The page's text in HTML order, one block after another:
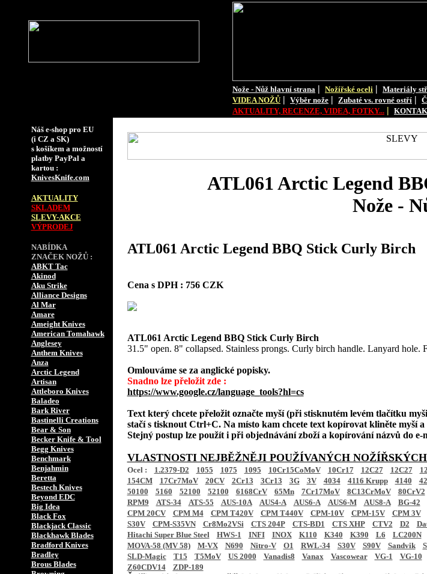
Nože - Nůž hlavní strana | Nožířské oceli | Materiály
VIDEA NOŽŮ | Výběr nože | Zubaté vs. rovné ostří |
AKTUALITY, RECENZE, VIDEA, FOTKY... |
Náš e-shop pro EU
(i CZ a SK)
s košíkem a možností
platby PayPal a
kartou :
KnivesKnife.com
AKTUALITY
SKLADEM
SLEVY-AKCE
VÝPRODEJ
NABÍDKA
ZNAČEK NOŽŮ :
ABKT Tac
Akinod
Aku Strike
Alliance Designs
Al Mar
Amare
Ameight Knives
American Tomahawk
Anglesey
Anthem Knives
Anza
Arctic Legend
Artisan
Attleboro Knives
Baladeo
Bark River
Bastinelli Creations
Bear & Son
Becker Knife & Tool
Begg Knives
Benchmark
Benjahmin
Beretta
Bestech Knives
Beyond EDC
Big Idea
Black Fox
Blackjack Classic
Blackhawk Blades
Bradford Knives
Bradley
Brous Blades
ATL061 Arctic Legend
Nože -
ATL061 Arctic Legend BBQ Stick Curly Birch
Cena s DPH : 756 CZK
ATL061 Arctic Legend BBQ Stick Curly Birch
31.5" open. 8" collapsed. Stainless prongs. Curly birch handle. Lanyard hole.
Omlouváme se za anglické popisky.
Snadno lze přeložit zde :
https://www.google.cz/language_tools?hl=cs
Text který chcete přeložit označte myší (při stisknutém levém tlačítku
stačí s tisknout Ctrl+C. Na místo kam chcete text kopírovat kliněte myší
Stejný postup lze použít i při objednávání zboží a kopírování názvů do e-
VLASTNOSTI NEJBĚŽNĚJI POUŽÍVANÝCH
Ocel : 1.2379-D2 1055 1075 1095 10Cr15CoMoV 10Cr17 12C27 12C27
154CM
17Cr7MoV 20CV 2Cr13 3Cr13 3G 3V 4034 4116 Krupp 4140
50100
5160 52100 52100 6168CrV 65Mn 7Cr17MoV 8C13CrMoV 80CrV2
RPM9
ATS-34 ATS-55 AUS-10A AUS4-A AUS6-A AUS6-M AUS8-A BG-42
CPM 20CV
CPM M4 CPM T420V CPM T440V CPM-10V CPM-15V CPM 3V
S30V
CPM-S35VN Cr8Mo2VSi CTS 204P CTS-BD1 CTS XHP CTV2 D2
Hitachi Super Blue Steel
HWS-1 INFI INOX K110 K340 K390 L6 LC200N
MOVA-58 (MV 58)
M-VX N690 Nitro-V O1 RWL-34 S30V S90V Sandvik
SLD-Magic
T15 T5MoV US 2000 Vanadis8 Vanax Vascowear VG-1 VG-10
Z60CDV14
ZDP-189